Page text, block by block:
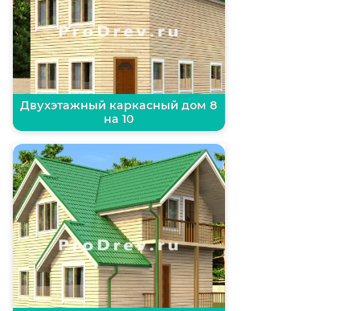
Двухэтажный каркасный дом 8
на 10